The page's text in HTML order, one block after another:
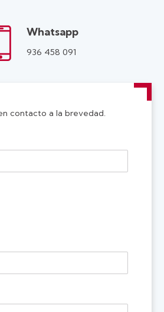
Whatsapp
936 458 091
contacto a la brevedad.